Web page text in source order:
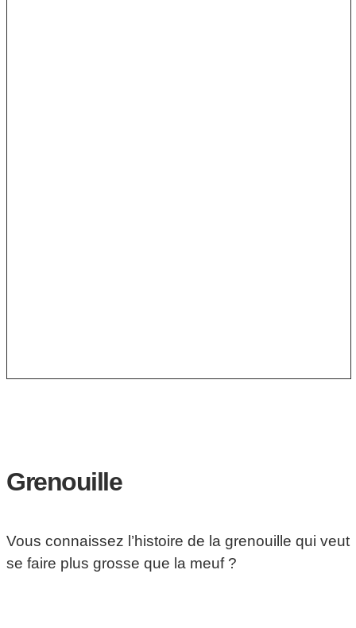
Grenouille
Vous connaissez l’histoire de la grenouille qui veut
se faire plus grosse que la meuf ?